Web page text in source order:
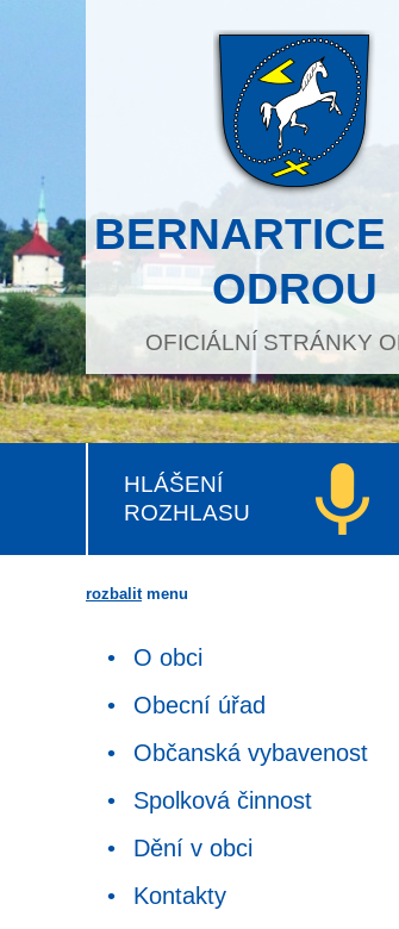
BERNARTICE
ODROU
OFICIÁLNÍ STRÁNKY
HLÁŠENÍ
ROZHLASU
rozbalitmenu
O obci
Obecní úřad
Občanská vybavenost
Spolková činnost
Dění v obci
Kontakty